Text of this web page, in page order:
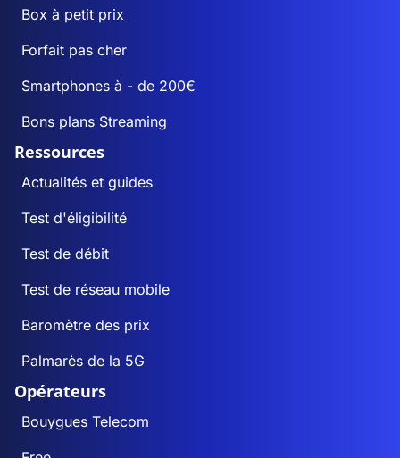
Box à petit prix
Forfait pas cher
Smartphones à - de 200€
Bons plans Streaming
Ressources
Actualités et guides
Test d'éligibilité
Test de débit
Test de réseau mobile
Baromètre des prix
Palmarès de la 5G
Opérateurs
Bouygues Telecom